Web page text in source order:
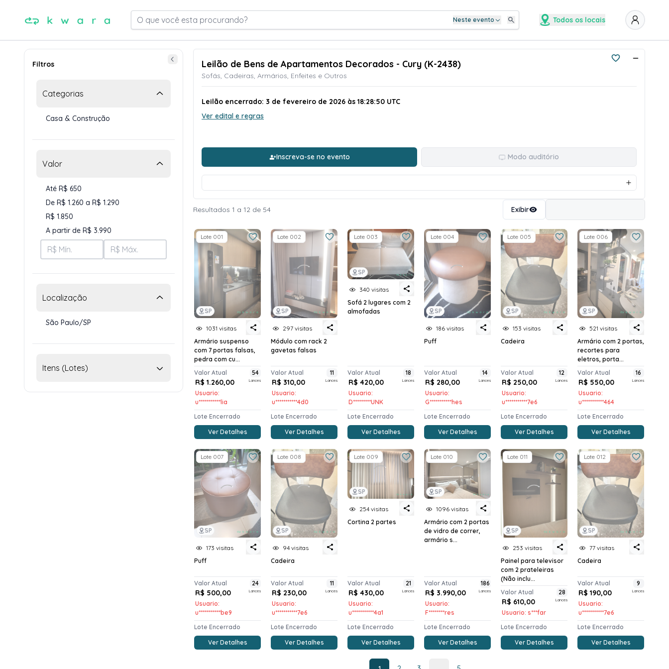
O que você esta procurando? Neste evento Todos os locais
Filtros
Categorias
Casa & Construção
Valor
Até R$ 650
De R$ 1.260 a R$ 1.290
R$ 1.850
A partir de R$ 3.990
Localização
São Paulo/SP
Itens (Lotes)
Leilão de Bens de Apartamentos Decorados - Cury (K-2438)
Sofás, Cadeiras, Armários, Enfeites e Outros
Leilão encerrado: 3 de fevereiro de 2026 às 18:28:50 UTC
Ver edital e regras
Inscreva-se no evento Modo auditório
Resultados 1 a 12 de 54 Exibir
SP
Lote 001
1031 visitas
Armário suspenso
com 7 portas falsas,
pedra com cu...
Valor Atual
R$ 1.260,00
Usuario:
u***********lia
54
Lances
Lote Encerrado
Ver Detalhes
SP
Lote 002
297 visitas
Módulo com rack 2
gavetas falsas
Valor Atual
R$ 310,00
Usuario:
u***********4d0
11
Lances
Lote Encerrado
Ver Detalhes
SP
Lote 003
340 visitas
Sofá 2 lugares com 2
almofadas
Valor Atual
R$ 420,00
Usuario:
D*********UNK
18
Lances
Lote Encerrado
Ver Detalhes
SP
Lote 004
186 visitas
Puff
Valor Atual
R$ 280,00
Usuario:
G***********hes
14
Lances
Lote Encerrado
Ver Detalhes
SP
Lote 005
153 visitas
Cadeira
Valor Atual
R$ 250,00
Usuario:
u***********7e6
12
Lances
Lote Encerrado
Ver Detalhes
SP
Lote 006
521 visitas
Armário com 2 portas,
recortes para
eletros, porta...
Valor Atual
R$ 550,00
Usuario:
u***********464
16
Lances
Lote Encerrado
Ver Detalhes
SP
Lote 007
173 visitas
Puff
Valor Atual
R$ 500,00
Usuario:
u***********be9
24
Lances
Lote Encerrado
Ver Detalhes
SP
Lote 008
94 visitas
Cadeira
Valor Atual
R$ 230,00
Usuario:
u***********7e6
11
Lances
Lote Encerrado
Ver Detalhes
SP
Lote 009
254 visitas
Cortina 2 partes
Valor Atual
R$ 430,00
Usuario:
u***********4a1
21
Lances
Lote Encerrado
Ver Detalhes
SP
Lote 010
1096 visitas
Armário com 2 portas
de vidro de correr,
armário s...
Valor Atual
R$ 3.990,00
Usuario:
F********res
186
Lances
Lote Encerrado
Ver Detalhes
SP
Lote 011
253 visitas
Painel para televisor
com 2 prateleiras
(Não inclu...
Valor Atual
R$ 610,00
Usuario: s***far
28
Lances
Lote Encerrado
Ver Detalhes
SP
Lote 012
77 visitas
Cadeira
Valor Atual
R$ 190,00
Usuario:
u***********7e6
9
Lances
Lote Encerrado
Ver Detalhes